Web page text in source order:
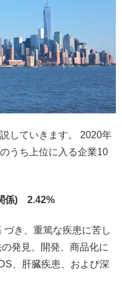
していきます。 2020年
うち上位に入る企業10
係) 2.42%
き、重篤な疾患に苦し
発見、開発、商品化に
、肝臓疾患、および深